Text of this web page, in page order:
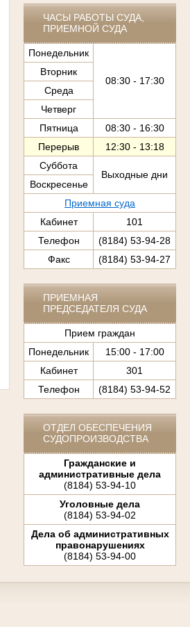
ЧАСЫ РАБОТЫ СУДА,
ПРИЕМНОЙ СУДА
Понедельник
08:30 - 17:30
Вторник
Среда
Четверг
Пятница
08:30 - 16:30
Перерыв
12:30 - 13:18
Суббота
Выходные дни
Воскресенье
Приемная суда
Кабинет
101
Телефон
(8184) 53-94-28
Факс
(8184) 53-94-27
ПРИЕМНАЯ
ПРЕДСЕДАТЕЛЯ СУДА
Прием граждан
Понедельник
15:00 - 17:00
Кабинет
301
Телефон
(8184) 53-94-52
ОТДЕЛ ОБЕСПЕЧЕНИЯ
СУДОПРОИЗВОДСТВА
Гражданские и
административные дела
(8184) 53-94-10
Уголовные дела
(8184) 53-94-02
Дела об административных
правонарушениях
(8184) 53-94-00